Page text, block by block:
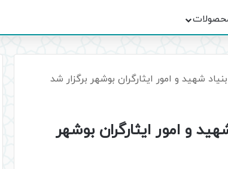
شهید و امور ایثارگران بوشهر برگزار شد
و امور ایثارگران بوشهر